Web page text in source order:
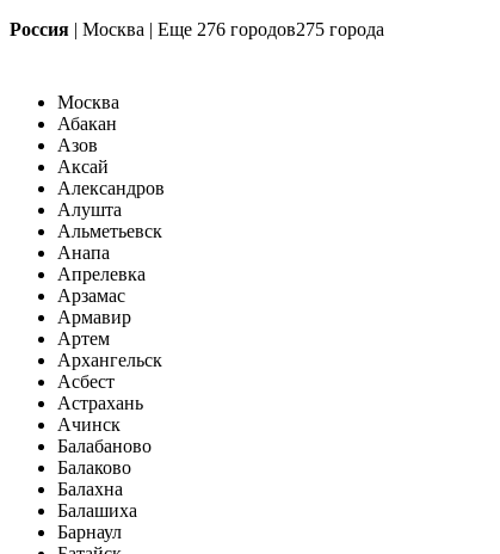
Россия | Москва | Еще 276 городов275 города
Москва
Абакан
Азов
Аксай
Александров
Алушта
Альметьевск
Анапа
Апрелевка
Арзамас
Армавир
Артем
Архангельск
Асбест
Астрахань
Ачинск
Балабаново
Балаково
Балахна
Балашиха
Барнаул